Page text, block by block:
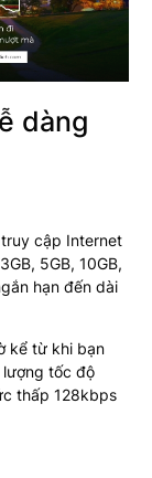
dàng
cập Internet
5GB, 10GB,
hạn đến dài
kể từ khi bạn
tốc độ
thấp 128kbps